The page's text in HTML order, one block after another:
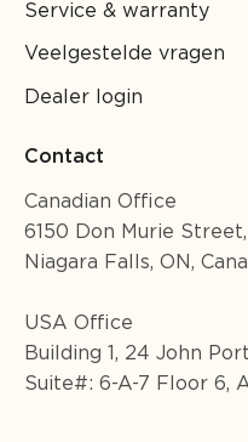
Service & warranty
Veelgestelde vragen
Dealer login
Contact
Canadian Office
6150 Don Murie Street,
Niagara Falls, ON,
USA Office
Building 1, 24 John
Suite#: 6-A-7 Floor 6,